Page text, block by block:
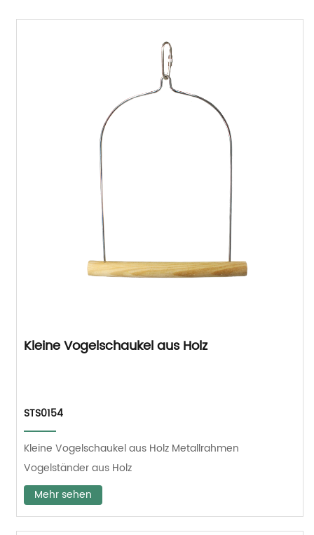
Kleine Vogelschaukel aus Holz
STS0154
Kleine Vogelschaukel aus Holz Metallrahmen
Vogelständer aus Holz
Mehr sehen